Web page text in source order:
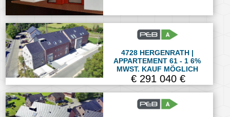
4728 HERGENRATH |
APPARTEMENT 61 - 1 6%
MWST. KAUF MÖGLICH
€ 291 040 €